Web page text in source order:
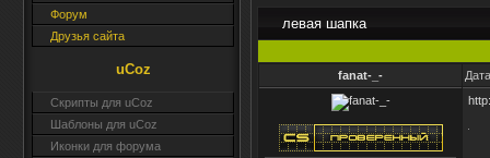
Форум
Друзья сайта
uCoz
Скрипты для uCoz
Шаблоны для uCoz
Иконки для форума
левая шапка
fanat-_-